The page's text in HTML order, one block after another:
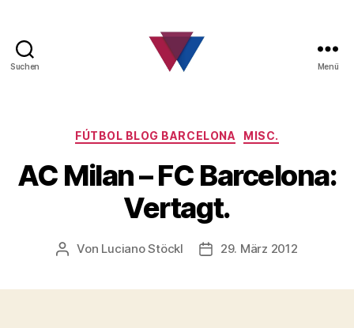
Suchen Menü
Kategorien
FÚTBOL BLOG BARCELONA MISC.
AC Milan – FC Barcelona:
Vertagt.
Beitragsautor
Von Luciano Stöckl Beitragsdatum
29. März 2012